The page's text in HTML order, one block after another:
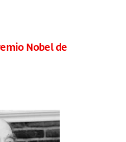
Nobel de